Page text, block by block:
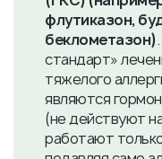
флутиказон,
беклометазон)
стандарт»
тяжелого
являются
(не действуют
работают